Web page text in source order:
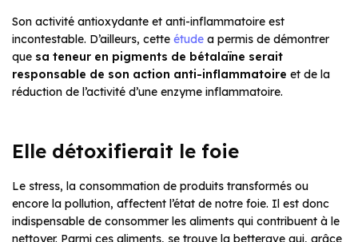
Son activité antioxydante et anti-inflammatoire est
incontestable. D’ailleurs, cette étude a permis de démontrer
que sa teneur en pigments de bétalaïne serait
responsable de son action anti-inflammatoire et de la
réduction de l’activité d’une enzyme inflammatoire.
Elle détoxifierait le foie
Le stress, la consommation de produits transformés ou
encore la pollution, affectent l’état de notre foie. Il est donc
indispensable de consommer les aliments qui contribuent à le
nettoyer. Parmi ces aliments, se trouve la betterave qui, grâce